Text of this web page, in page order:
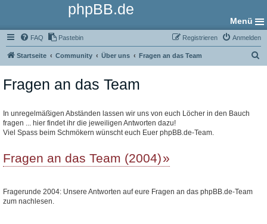
phpBB.de
Menü
FAQ Pastebin Anmelden
Registrieren
Startseite Community Über uns Fragen an das Team
Fragen an das Team
In unregelmäßigen Abständen lassen wir uns von euch Löcher in den Bauch
fragen ... hier findet ihr die jeweiligen Antworten dazu!
Viel Spass beim Schmökern wünscht euch Euer phpBB.de-Team.
Fragen an das Team (2004)
Fragerunde 2004: Unsere Antworten auf eure Fragen an das phpBB.de-Team
zum nachlesen.